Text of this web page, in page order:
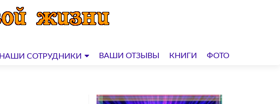
НАШИ СОТРУДНИКИ ВАШИ ОТЗЫВЫ КНИГИ ФОТО